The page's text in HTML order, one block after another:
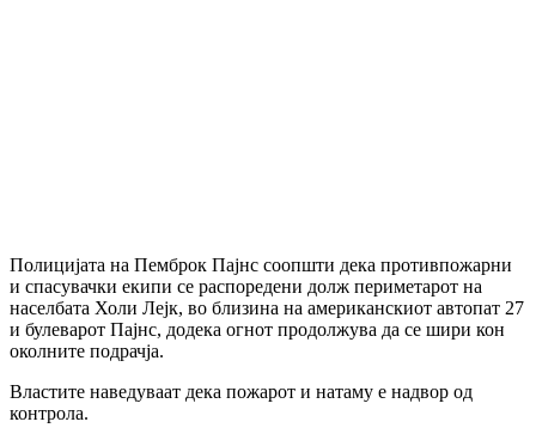
Полицијата на Пемброк Пајнс соопшти дека противпожарни
и спасувачки екипи се распоредени долж периметарот на
населбата Холи Лејк, во близина на американскиот автопат 27
и булеварот Пајнс, додека огнот продолжува да се шири кон
околните подрачја.
Властите наведуваат дека пожарот и натаму е надвор од
контрола.